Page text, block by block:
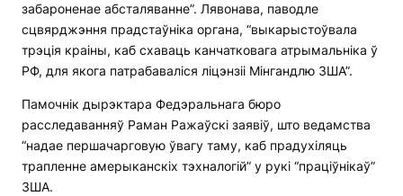
забароненае абсталяванне”. Лявонава, паводле
сцвярджэння прадстаўніка органа, “выкарыстоўвала
трэція краіны, каб схаваць канчатковага атрымальніка ў
РФ, для якога патрабаваліся ліцэнзіі Мінгандлю ЗША”.
Памочнік дырэктара Федэральнага бюро
расследаванняў Раман Ражаўскі заявіў, што ведамства
“надае першачарговую ўвагу таму, каб прадухіляць
трапленне амерыканскіх тэхналогій” у рукі “праціўнікаў”
ЗША.